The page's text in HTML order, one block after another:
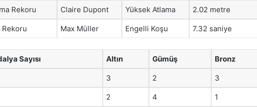
Rekoru Claire Dupont Yüksek Atlama 2.02 metre
Max Müller Engelli Koşu 7.32 saniye
Sayısı Altın Gümüş Bronz
3 2 3
2 4 1